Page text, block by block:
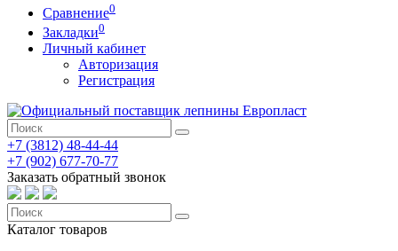
Сравнение0
Закладки0
Личный кабинет
Авторизация
Регистрация
+7 (3812) 48-44-44
+7 (902) 677-70-77
Заказать обратный звонок
Каталог товаров